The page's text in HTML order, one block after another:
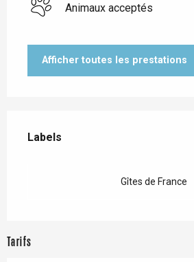
Animaux acceptés
Afficher toutes les prestations
Labels
Labels
Gîtes de France
Tarifs